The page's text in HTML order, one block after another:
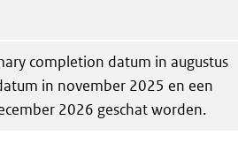
completion datum in augustus
in november 2025 en een
2026 geschat worden.